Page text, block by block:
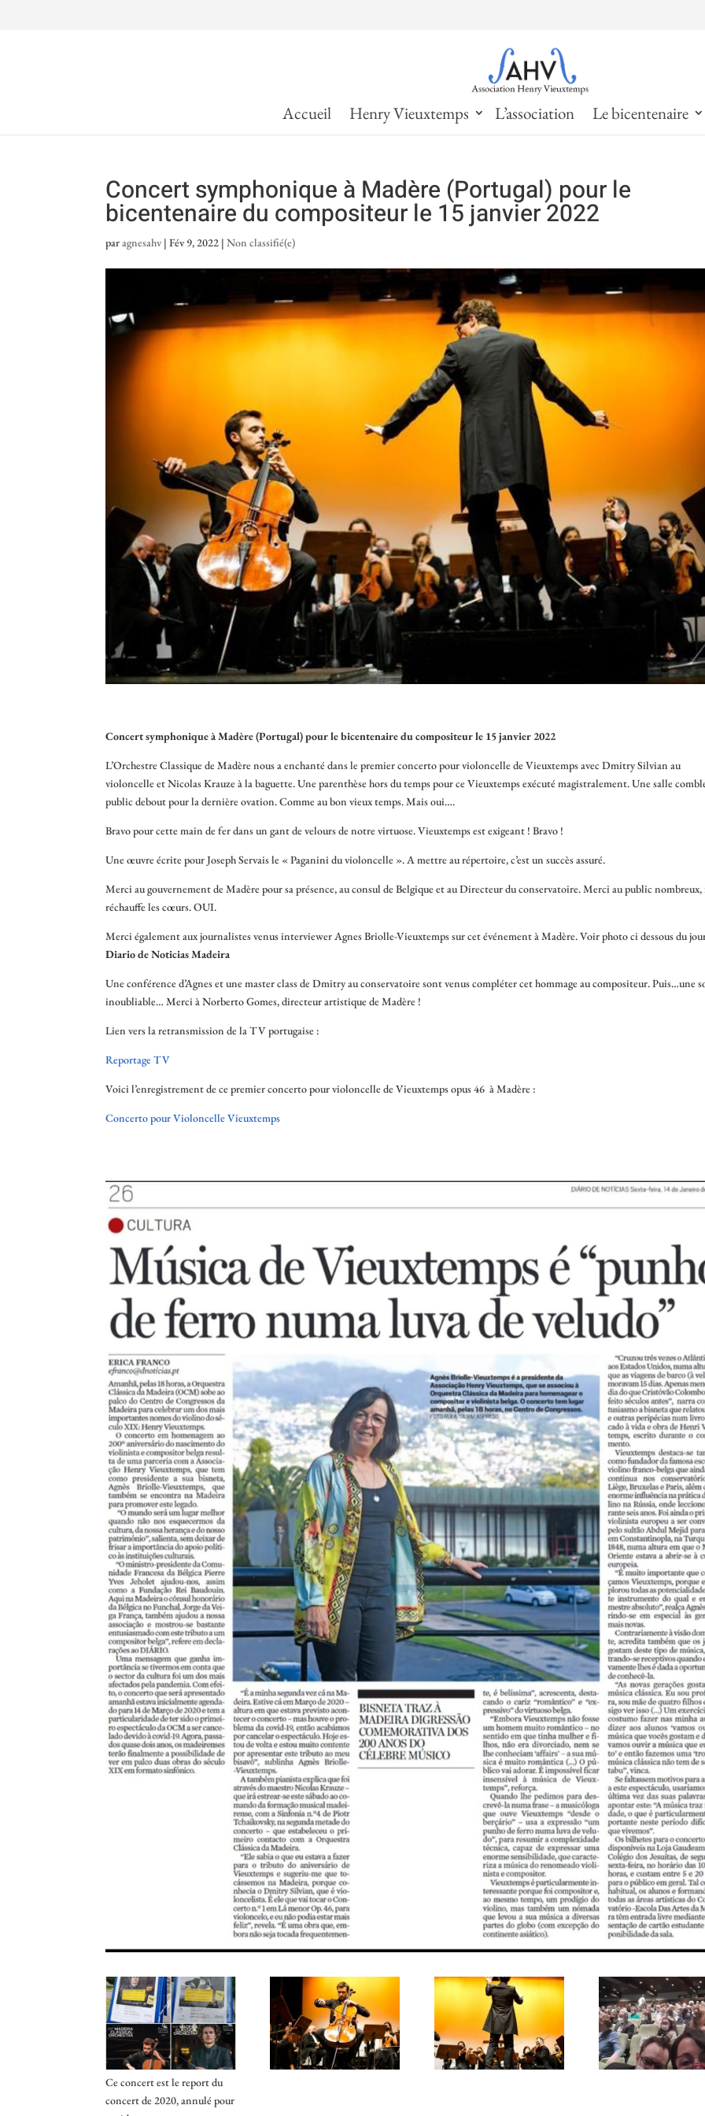
Accueil Henry Vieuxtemps L’association Le bicentenaire
Concert symphonique à Madère (Portugal) pour le
bicentenaire du compositeur le 15 janvier 2022
paragnesahv |Fév 9, 2022 |Non classifié(e)
Concertsymphonique à Madère (Portugal) pour le bicentenaire du compositeur le 15 janvier 2022
L’Orchestre Classique de Madère nous a enchanté dans le premier concerto pour violoncelle de Vieuxtemps avec Dmitry Silvian au
violoncelle et Nicolas Krauze à la baguette. Une parenthèse hors du temps pour ce Vieuxtemps exécuté magistralement. Une salle
public debout pour la dernière ovation. Comme au bon vieux temps. Mais oui….
Bravo pour cette main de fer dans un gant de velours de notre virtuose. Vieuxtemps est exigeant ! Bravo !
Une œuvre écrite pour Joseph Servais le « Paganini du violoncelle ». A mettre au répertoire, c’est un succès assuré.
Merci au gouvernement de Madère pour sa présence, au consul de Belgique et au Directeur du conservatoire. Merci au public nombreux,
réchauffe les cœurs. OUI.
Merci également aux journalistes venus interviewer Agnes Briolle-Vieuxtemps sur cet événement à Madère. Voir photo ci dessous du
Diario de Noticias Madeira
Une conférence d’Agnes et une master class de Dmitry au conservatoire sont venus compléter cet hommage au compositeur. Puis…une
inoubliable… Merci à Norberto Gomes, directeur artistique de Madère !
Lien vers la retransmission de la TV portugaise :
Reportage TV
Voici l’enregistrement de ce premier concerto pour violoncelle de Vieuxtemps opus 46 à Madère :
Concerto pour Violoncelle Vieuxtemps
Ce concert est le report du
concert de 2020, annulé pour